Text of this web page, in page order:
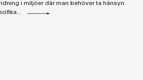
i miljöer där man behöver ta hänsyn